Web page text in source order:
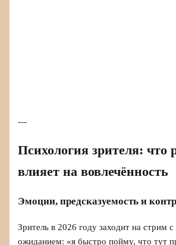
---
Психология зрителя: что
влияет на вовлечённость
Эмоции, предсказуемость и
Зритель в 2026 году заходит на стрим
ожиданием: «я быстро пойму, что тут